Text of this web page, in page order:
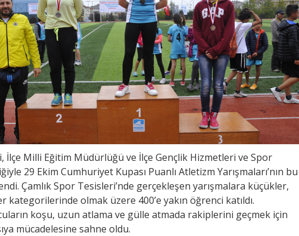
İlçe Milli Eğitim Müdürlüğü ve İlçe Gençlik Hizmetleri ve Spor
29 Ekim Cumhuriyet Kupası Puanlı Atletizm Yarışmaları’nın bu
Çamlık Spor Tesisleri’nde gerçekleşen yarışmalara küçükler,
kategorilerinde olmak üzere 400’e yakın öğrenci katıldı.
koşu, uzun atlama ve gülle atmada rakiplerini geçmek için
mücadelesine sahne oldu.